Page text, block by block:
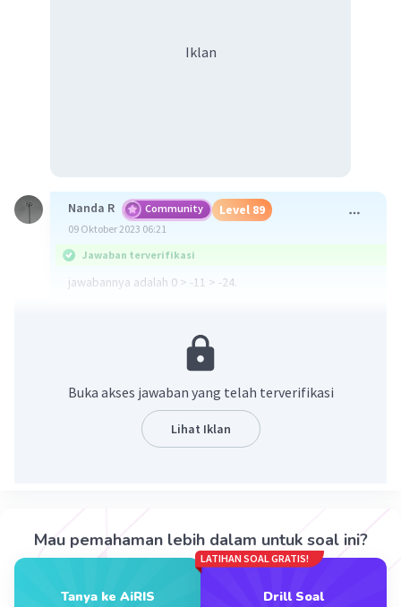
Iklan
Nanda R Community Level 89
09 Oktober 2023 06:21
Jawaban terverifikasi
jawabannya adalah 0 > -11 > -24.
bilangan positif dan lebih besar dari bilangan negatif.
Iklan
Buka akses jawaban yang telah terverifikasi
Lihat Iklan
Mau pemahaman lebih dalam untuk soal ini?
Tanya ke AiRIS
LATIHAN SOAL GRATIS!
Drill Soal